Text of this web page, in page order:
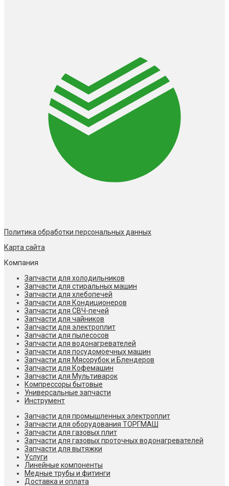
Политика обработки персональных данных
Карта сайта
Компания
Запчасти для холодильников
Запчасти для стиральных машин
Запчасти для хлебопечей
Запчасти для Кондиционеров
Запчасти для СВЧ-печей
Запчасти для чайников
Запчасти для электроплит
Запчасти для пылесосов
Запчасти для водонагревателей
Запчасти для посудомоечных машин
Запчасти для Мясорубок и Блендеров
Запчасти для Кофемашин
Запчасти для Мультиварок
Компрессоры бытовые
Универсальные запчасти
Инструмент
Запчасти для промышленных электроплит
Запчасти для оборудования ТОРГМАШ
Запчасти для газовых плит
Запчасти для газовых проточных водонагревателей
Запчасти для вытяжки
Услуги
Линейные компоненты
Медные трубы и фитинги
Доставка и оплата